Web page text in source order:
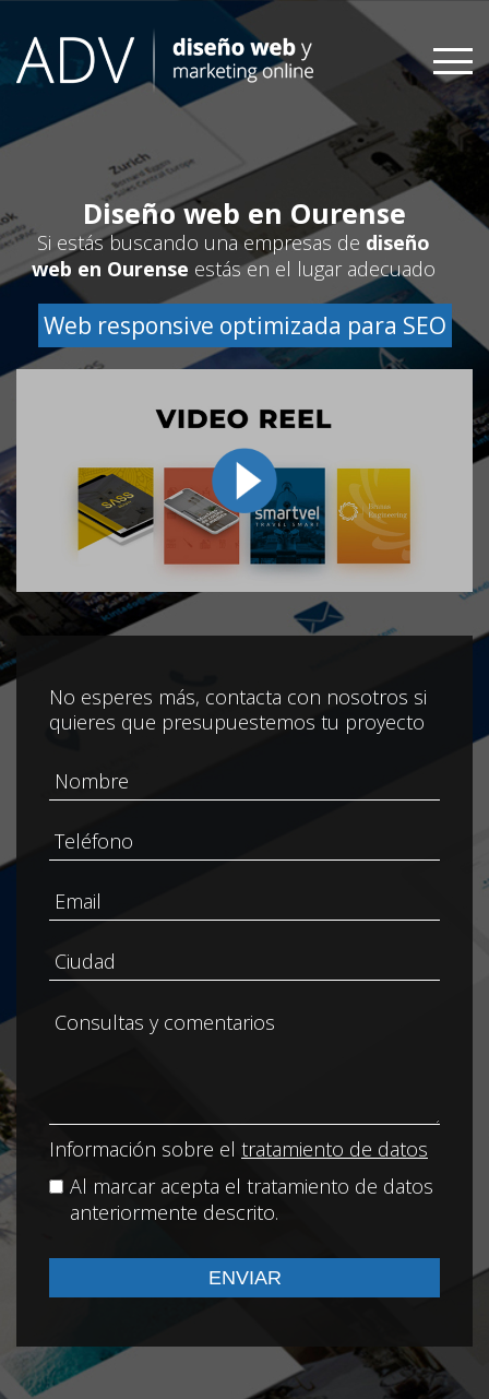
content
Diseño web en Ourense
Si estás buscando una empresas de diseño
web en Ourense estás en el lugar adecuado
Web responsive optimizada para SEO
No esperes más, contacta con nosotros si
quieres que presupuestemos tu proyecto
Información sobre el tratamiento de datos
Al marcar acepta el tratamiento de datos
anteriormente descrito.